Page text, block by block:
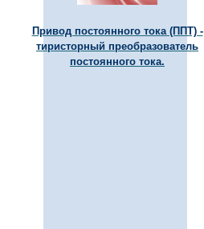
Привод постоянного тока (ППТ) -
тиристорный преобразователь
постоянного тока.